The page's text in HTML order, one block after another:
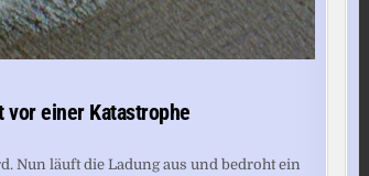
vor einer Katastrophe
Nun läuft die Ladung aus und bedroht ein